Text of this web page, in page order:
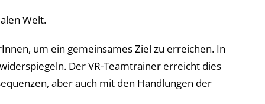
Welt.
um ein gemeinsames Ziel zu erreichen. In
Der VR-Teamtrainer erreicht dies
aber auch mit den Handlungen der
und
die